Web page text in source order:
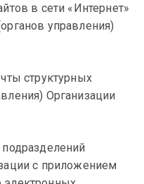
в сети «Интернет»
управления)
структурных
Организации
с приложением